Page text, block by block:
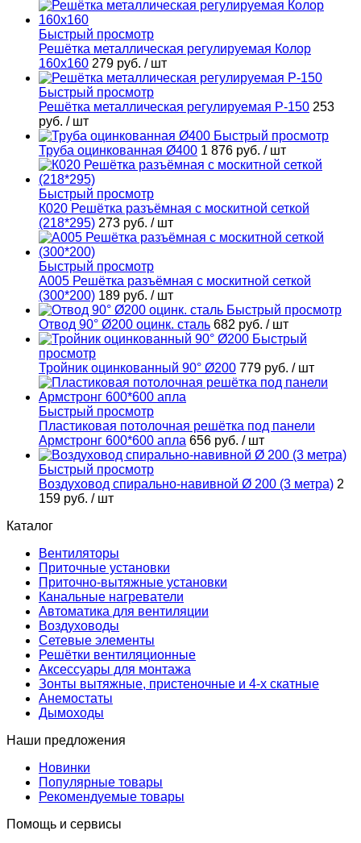
Быстрый просмотр
Решётка металлическая регулируемая Колор
160х160 279 руб. / шт
Быстрый просмотр
Решётка металлическая регулируемая Р-150 253
руб. / шт
Быстрый просмотр
Труба оцинкованная Ø400 1 876 руб. / шт
Быстрый просмотр
К020 Решётка разъёмная с москитной сеткой
(218*295) 273 руб. / шт
Быстрый просмотр
А005 Решётка разъёмная с москитной сеткой
(300*200) 189 руб. / шт
Быстрый просмотр
Отвод 90° Ø200 оцинк. сталь 682 руб. / шт
Быстрый
просмотр
Тройник оцинкованный 90° Ø200 779 руб. / шт
Быстрый просмотр
Пластиковая потолочная решётка под панели
Армстронг 600*600 апла 656 руб. / шт
Быстрый просмотр
Воздуховод спирально-навивной Ø 200 (3 метра) 2
159 руб. / шт
Каталог
Вентиляторы
Приточные установки
Приточно-вытяжные установки
Канальные нагреватели
Автоматика для вентиляции
Воздуховоды
Сетевые элементы
Решётки вентиляционные
Аксессуары для монтажа
Зонты вытяжные, пристеночные и 4-х скатные
Анемостаты
Дымоходы
Наши предложения
Новинки
Популярные товары
Рекомендуемые товары
Помощь и сервисы